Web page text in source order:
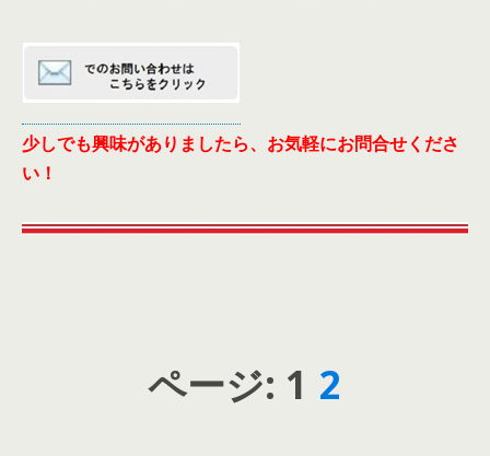
少しでも興味がありましたら、お気軽にお問合せくださ
い！
ページ: 1 2